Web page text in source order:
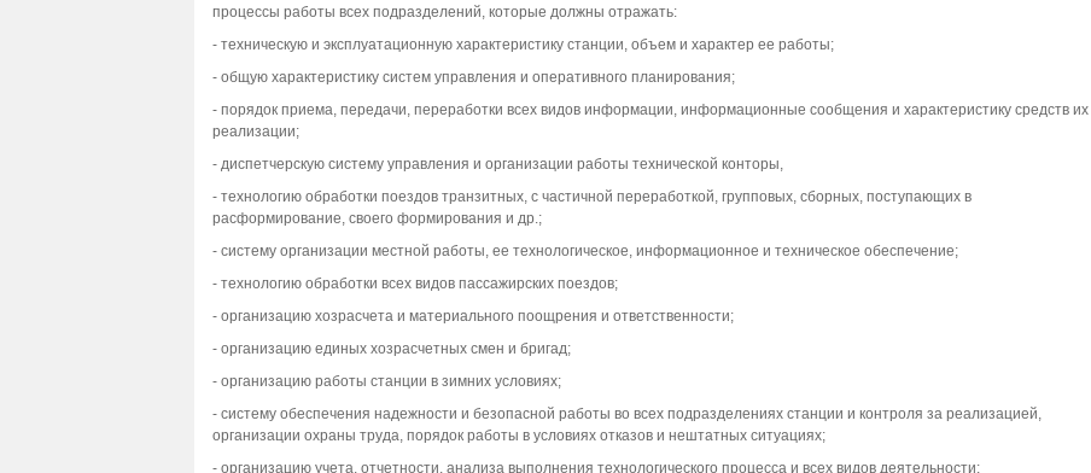
процессы работы всех подразделений, которые должны отражать:
- техническую и эксплуатационную характеристику станции, объем и характер ее работы;
- общую характеристику систем управления и оперативного планирования;
- порядок приема, передачи, переработки всех видов информации, информационные сообщения и характеристику средств их
реализации;
- диспетчерскую систему управления и организации работы технической конторы,
- технологию обработки поездов транзитных, с частичной переработкой, групповых, сборных, поступающих в
расформирование, своего формирования и др.;
- систему организации местной работы, ее технологическое, информационное и техническое обеспечение;
- технологию обработки всех видов пассажирских поездов;
- организацию хозрасчета и материального поощрения и ответственности;
- организацию единых хозрасчетных смен и бригад;
- организацию работы станции в зимних условиях;
- систему обеспечения надежности и безопасной работы во всех подразделениях станции и контроля за реализацией,
организации охраны труда, порядок работы в условиях отказов и нештатных ситуациях;
- организацию учета, отчетности, анализа выполнения технологического процесса и всех видов деятельности;